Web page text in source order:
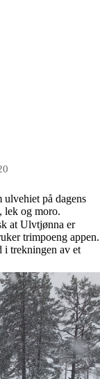
på dagens
lek og moro.
at Ulvtjønna er
trimpoeng appen.
i trekningen av et